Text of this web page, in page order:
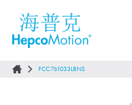
FCC761033LBNS